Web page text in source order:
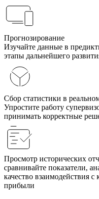
Прогнозирование
Изучайте данные в
этапы дальнейшего
Сбор статистики в
Упростите работу
принимать корректные
Просмотр исторических
сравнивайте показатели,
качество взаимодействия с
прибыли